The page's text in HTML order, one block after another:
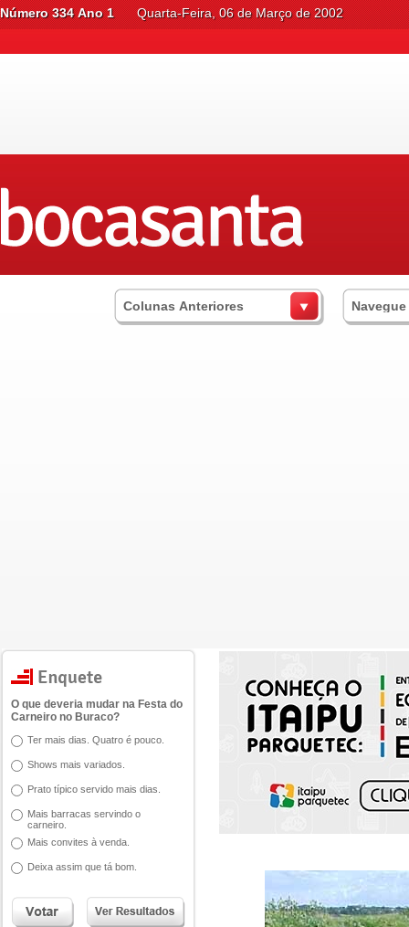
Número 334 Ano 1 Quarta-Feira, 06 de Março de 2002
Colunas Anteriores
O que deveria mudar na Festa do
Carneiro no Buraco?
Ter mais dias. Quatro é pouco.
Shows mais variados.
Prato típico servido mais dias.
Mais barracas servindo o
carneiro.
Mais convites à venda.
Deixa assim que tá bom.